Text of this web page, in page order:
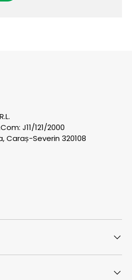
J11/121/2000
Caraș-Severin 320108